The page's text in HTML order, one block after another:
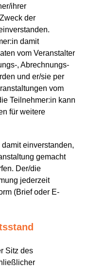
ihrer
der
damit
vom Veranstalter
, Abrechnungs-
und er/sie per
vom
Teilnehmer:in kann
für weitere
einverstanden,
gemacht
Der/die
jederzeit
(Brief oder E-
Sitz des